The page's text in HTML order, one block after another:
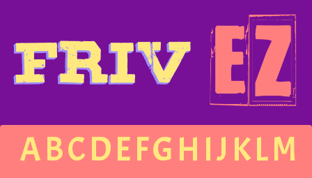
ABCDEFGH IJ KLM